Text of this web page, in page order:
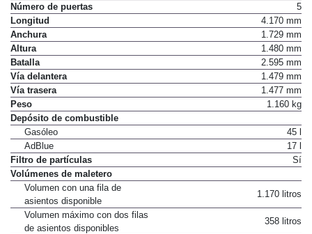
Número de puertas
5
Longitud
4.170 mm
Anchura
1.729 mm
Altura
1.480 mm
Batalla
2.595 mm
Vía delantera
1.479 mm
Vía trasera
1.477 mm
Peso
1.160 kg
Depósito de combustible
Gasóleo
45 l
AdBlue
17 l
Filtro de partículas
Sí
Volúmenes de maletero
Volumen con una fila de
asientos disponible
1.170 litros
Volumen máximo con dos filas
de asientos disponibles
358 litros